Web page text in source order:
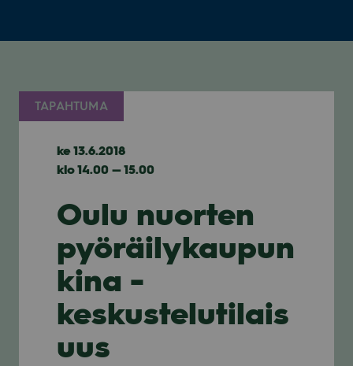
TAPAHTUMA
ke 13.6.2018
klo 14.00 — 15.00
Oulu nuorten
pyöräilykaupun
kina -
keskustelutilais
uus